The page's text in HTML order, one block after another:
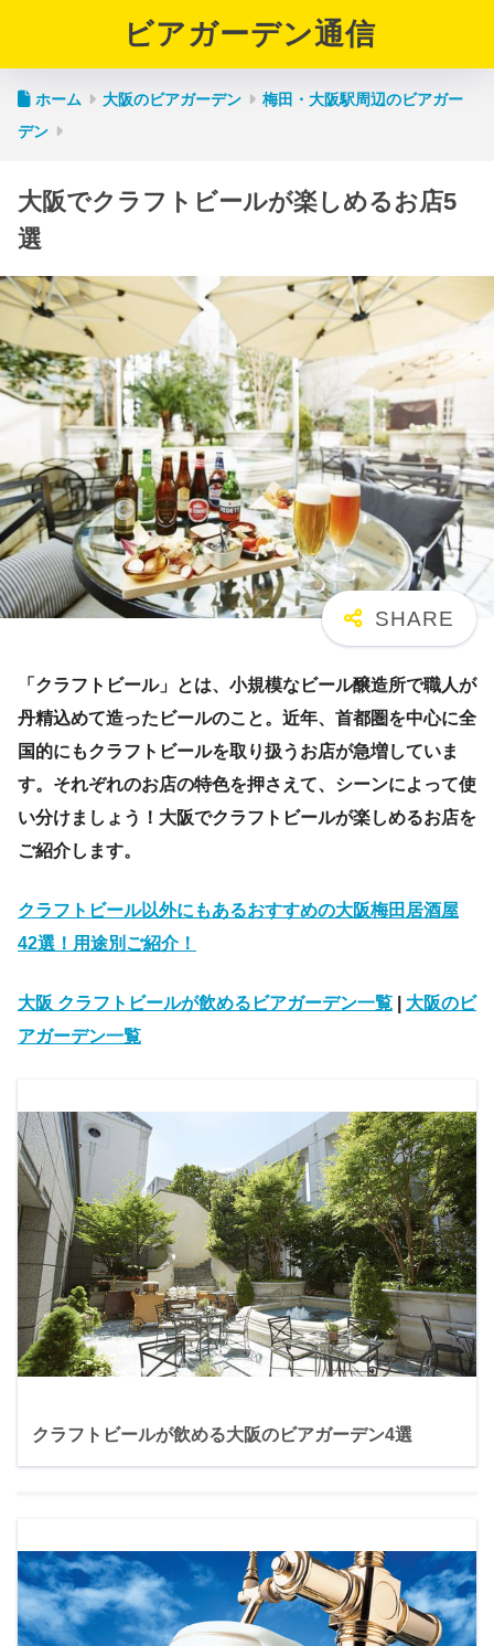
ビアガーデン通信
ホーム 大阪のビアガーデン
梅田・大阪駅周辺のビアガー
デン
大阪でクラフトビールが楽しめるお店5
選
「クラフトビール」とは、小規模なビール醸造所で職人が
丹精込めて造ったビールのこと。近年、首都圏を中心に全
国的にもクラフトビールを取り扱うお店が急増していま
す。それぞれのお店の特色を押さえて、シーンによって使
い分けましょう！大阪でクラフトビールが楽しめるお店を
ご紹介します。
クラフトビール以外にもあるおすすめの大阪梅田居酒屋
42選！用途別ご紹介！
大阪 クラフトビールが飲めるビアガーデン一覧
大阪のビ
アガーデン一覧
クラフトビールが飲める大阪のビアガーデン4選